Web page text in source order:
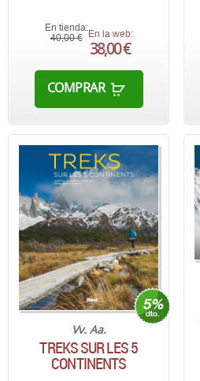
En tienda:
40,00 € En la web:
38,00 €
COMPRAR
Vv. Aa.
TREKS SUR LES 5
CONTINENTS